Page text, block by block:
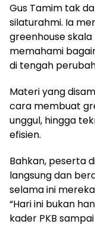
Gus Tamim tak
silaturahmi. Ia
greenhouse
memahami
di tengah
Materi yang
cara membuat
unggul, hingga
efisien.
Bahkan, peserta
langsung dan
selama ini
“Hari ini bukan
kader PKB